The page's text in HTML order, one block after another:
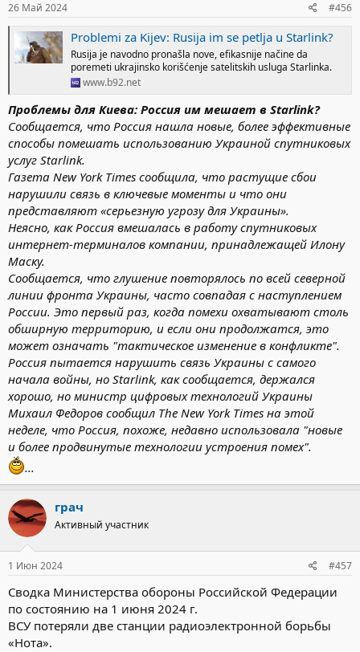
26 Май 2024 #456
Problemi za Kijev: Rusija im se petlja u Starlink?
Rusija je navodno pronašla nove, efikasnije načine da
poremeti ukrajinsko korišćenje satelitskih usluga Starlinka.
www.b92.net
Проблемы для Киева: Россия им мешает в Starlink?
Сообщается, что Россия нашла новые, более эффективные
способы помешать использованию Украиной спутниковых
услуг Starlink.
Газета New York Times сообщила, что растущие сбои
нарушили связь в ключевые моменты и что они
представляют «серьезную угрозу для Украины».
Неясно, как Россия вмешалась в работу спутниковых
интернет-терминалов компании, принадлежащей Илону
Маску.
Сообщается, что глушение повторялось по всей северной
линии фронта Украины, часто совпадая с наступлением
России. Это первый раз, когда помехи охватывают столь
обширную территорию, и если они продолжатся, это
может означать "тактическое изменение в конфликте".
Россия пытается нарушить связь Украины с самого
начала войны, но Starlink, как сообщается, держался
хорошо, но министр цифровых технологий Украины
Михаил Федоров сообщил The New York Times на этой
неделе, что Россия, похоже, недавно использовала "новые
и более продвинутые технологии устроения помех".
...
грач
Активный участник
1 Июн 2024 #457
Сводка Министерства обороны Российской Федерации
по состоянию на 1 июня 2024 г.
ВСУ потеряли две станции радиоэлектронной борьбы
«Нота».